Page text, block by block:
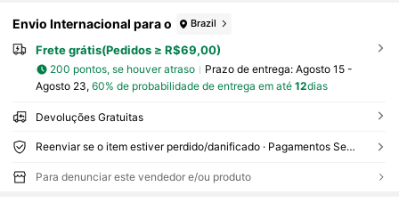
Envio Internacional para o Brazil
Frete grátis(Pedidos ≥ R$69,00)
200 pontos, se houver atraso Prazo de entrega: Agosto 15 -
Agosto 23, 60% de probabilidade de entrega em até 12dias
Devoluções Gratuitas
Reenviar se o item estiver perdido/danificado · Pagamentos Seguros · Proteção de privacidade
Para denunciar este vendedor e/ou produto